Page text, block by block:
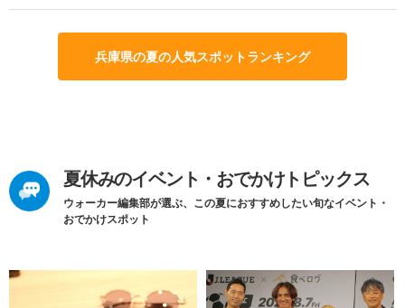
兵庫県の夏の人気スポットランキング
夏休みのイベント・おでかけトピックス
ウォーカー編集部が選ぶ、この夏におすすめしたい旬なイベント・
おでかけスポット